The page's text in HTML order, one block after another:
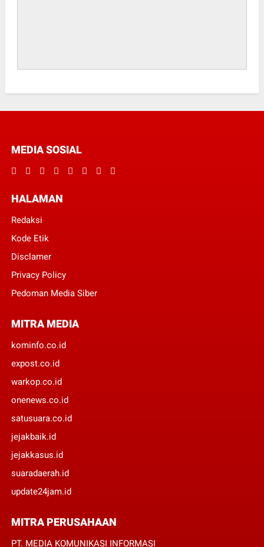
MEDIA SOSIAL
HALAMAN
Redaksi
Kode Etik
Disclamer
Privacy Policy
Pedoman Media Siber
MITRA MEDIA
kominfo.co.id
expost.co.id
warkop.co.id
onenews.co.id
satusuara.co.id
jejakbaik.id
jejakkasus.id
suaradaerah.id
update24jam.id
MITRA PERUSAHAAN
PT. MEDIA KOMUNIKASI INFORMASI